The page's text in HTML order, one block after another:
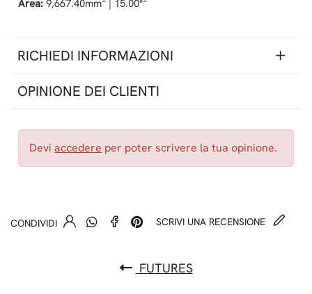
Area:9,667.40mm² | 15.00"²
RICHIEDI INFORMAZIONI
OPINIONE DEI CLIENTI
Deviaccedere per poter scrivere la tua opinione.
CONDIVIDI SCRIVI UNA RECENSIONE
FUTURES